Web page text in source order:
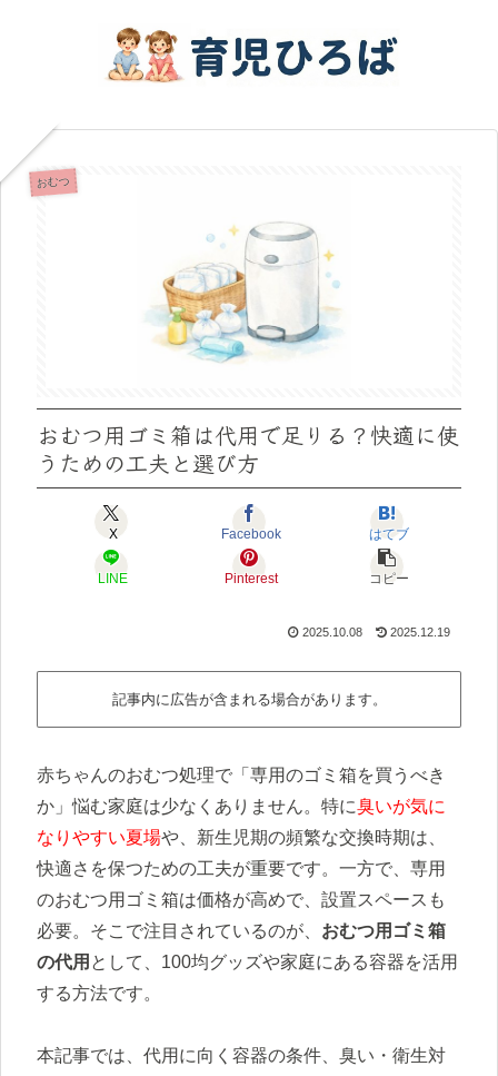
おむつ用ゴミ箱は代用で足りる？快適に使
うための工夫と選び方
おむつ
X Facebook はてブ
LINE Pinterest コピー
2025.10.08 2025.12.19
記事内に広告が含まれる場合があります。
赤ちゃんのおむつ処理で「専用のゴミ箱を買うべき
か」悩む家庭は少なくありません。特に臭いが気に
なりやすい夏場や、新生児期の頻繁な交換時期は、
快適さを保つための工夫が重要です。一方で、専用
のおむつ用ゴミ箱は価格が高めで、設置スペースも
必要。そこで注目されているのが、 おむつ用ゴミ箱
の代用 として、100均グッズや家庭にある容器を活用
する方法です。
本記事では、代用に向く容器の条件、臭い・衛生対